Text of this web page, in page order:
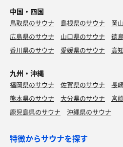
中国・四国
鳥取県のサウナ 島根県のサウナ
岡
広島県のサウナ
山口県のサウナ
徳
香川県のサウナ
愛媛県のサウナ 高
九州・沖縄
福岡県のサウナ 佐賀県のサウナ
長
熊本県のサウナ
大分県のサウナ
宮
鹿児島県のサウナ
沖縄県のサウナ
特徴からサウナを探す